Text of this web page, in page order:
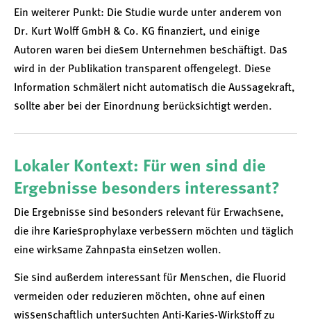
Ein weiterer Punkt: Die Studie wurde unter anderem von
Dr. Kurt Wolff GmbH & Co. KG finanziert, und einige
Autoren waren bei diesem Unternehmen beschäftigt. Das
wird in der Publikation transparent offengelegt. Diese
Information schmälert nicht automatisch die Aussagekraft,
sollte aber bei der Einordnung berücksichtigt werden.
Lokaler Kontext: Für wen sind die
Ergebnisse besonders interessant?
Die Ergebnisse sind besonders relevant für Erwachsene,
die ihre Kariesprophylaxe verbessern möchten und täglich
eine wirksame Zahnpasta einsetzen wollen.
Sie sind außerdem interessant für Menschen, die Fluorid
vermeiden oder reduzieren möchten, ohne auf einen
wissenschaftlich untersuchten Anti-Karies-Wirkstoff zu